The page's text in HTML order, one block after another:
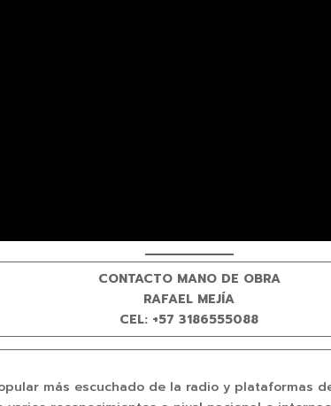
CONTACTO MANO DE OBRA
RAFAEL MEJÍA
CEL: +57 3186555088
más escuchado de la radio y plataformas